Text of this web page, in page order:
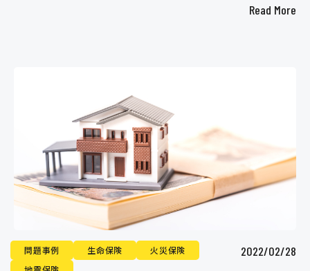
Read More
問題事例 生命保険
火災保険
2022/02/28